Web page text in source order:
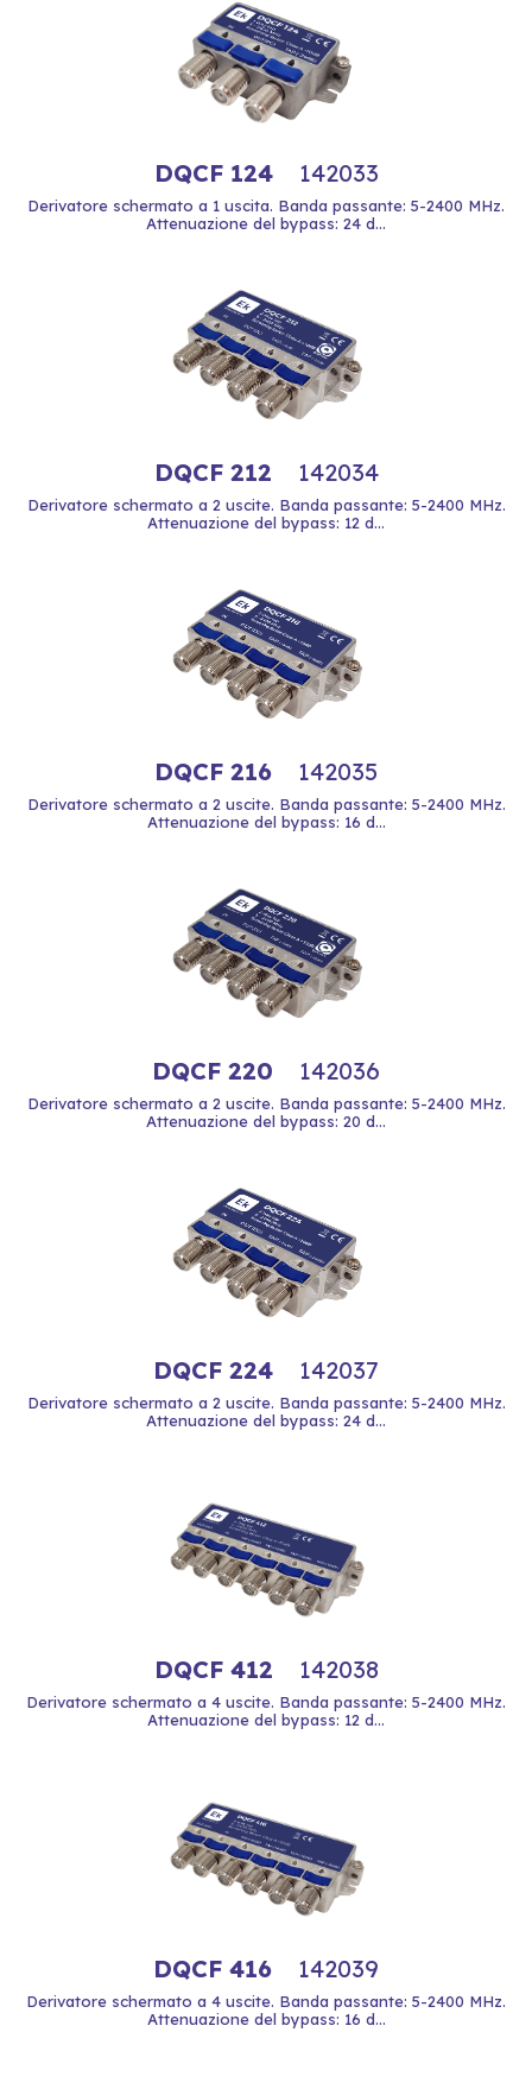
DQCF 124 142033
Derivatore schermato a 1 uscita. Banda passante: 5-2400 MHz.
Attenuazione del bypass: 24 d...
DQCF 212 142034
Derivatore schermato a 2 uscite. Banda passante: 5-2400 MHz.
Attenuazione del bypass: 12 d...
DQCF 216 142035
Derivatore schermato a 2 uscite. Banda passante: 5-2400 MHz.
Attenuazione del bypass: 16 d...
DQCF 220 142036
Derivatore schermato a 2 uscite. Banda passante: 5-2400 MHz.
Attenuazione del bypass: 20 d...
DQCF 224 142037
Derivatore schermato a 2 uscite. Banda passante: 5-2400 MHz.
Attenuazione del bypass: 24 d...
DQCF 412 142038
Derivatore schermato a 4 uscite. Banda passante: 5-2400 MHz.
Attenuazione del bypass: 12 d...
DQCF 416 142039
Derivatore schermato a 4 uscite. Banda passante: 5-2400 MHz.
Attenuazione del bypass: 16 d...